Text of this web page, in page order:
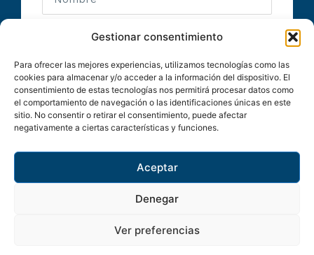
Gestionar consentimiento
Para ofrecer las mejores experiencias, utilizamos tecnologías como las
cookies para almacenar y/o acceder a la información del dispositivo. El
consentimiento de estas tecnologías nos permitirá procesar datos como
el comportamiento de navegación o las identificaciones únicas en este
sitio. No consentir o retirar el consentimiento, puede afectar
negativamente a ciertas características y funciones.
Aceptar
Denegar
Ver preferencias
Enviar
SECRETARÍA TÉCNICA
Copyright 2026 © SENP | Todos los derechos